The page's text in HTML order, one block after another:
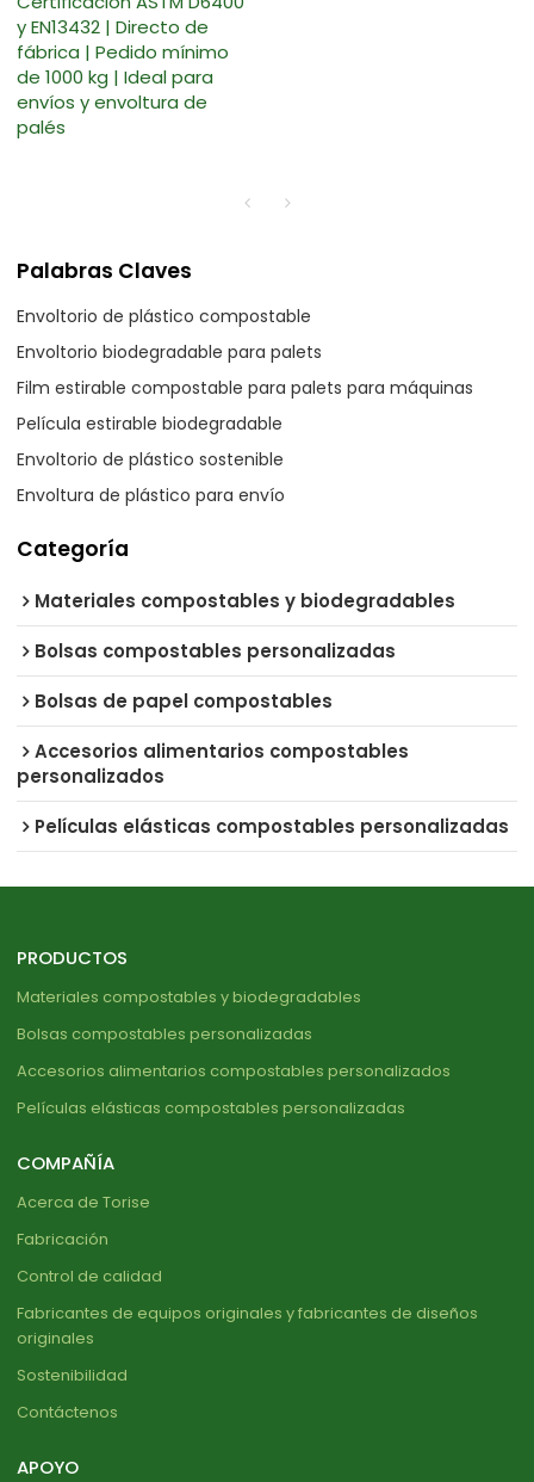
y EN13432 | Directo de
fábrica | Pedido mínimo
de 1000 kg | Ideal para
envíos y envoltura de
palés
Palabras Claves
Envoltorio de plástico compostable
Envoltorio biodegradable para palets
Film estirable compostable para palets para máquinas
Película estirable biodegradable
Envoltorio de plástico sostenible
Envoltura de plástico para envío
Categoría
Materiales compostables y biodegradables
Bolsas compostables personalizadas
Bolsas de papel compostables
Accesorios alimentarios compostables
personalizados
Películas elásticas compostables personalizadas
PRODUCTOS
Materiales compostables y biodegradables
Bolsas compostables personalizadas
Accesorios alimentarios compostables personalizados
Películas elásticas compostables personalizadas
COMPAÑÍA
Acerca de Torise
Fabricación
Control de calidad
Fabricantes de equipos originales y fabricantes de diseños
originales
Sostenibilidad
Contáctenos
APOYO